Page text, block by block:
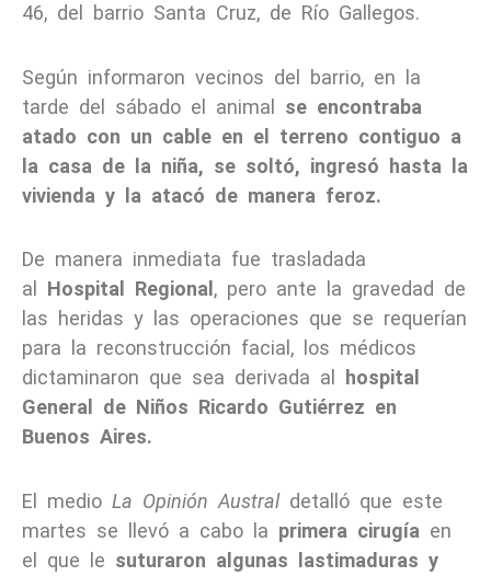
46, del barrio Santa Cruz, de Río Gallegos.
Según informaron vecinos del barrio, en la
tarde del sábado el animal se encontraba
atado con un cable en el terreno contiguo a
la casa de la niña, se soltó, ingresó hasta la
vivienda y la atacó de manera feroz.
De manera inmediata fue trasladada
al Hospital Regional , pero ante la gravedad de
las heridas y las operaciones que se requerían
para la reconstrucción facial, los médicos
dictaminaron que sea derivada al
hospital
General de Niños Ricardo Gutiérrez en
Buenos Aires.
El medio La Opinión Australdetalló que este
martes se llevó a cabo la primera cirugía en
el que le suturaron algunas lastimaduras y